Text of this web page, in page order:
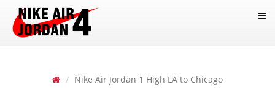
Nike Air Jordan 1 High LA to Chicago